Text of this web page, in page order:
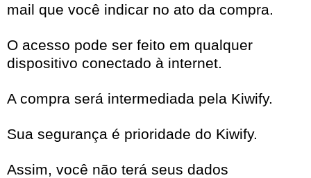
mail que você indicar no ato da compra.
O acesso pode ser feito em qualquer
dispositivo conectado à internet.
A compra será intermediada pela Kiwify.
Sua segurança é prioridade do Kiwify.
Assim, você não terá seus dados